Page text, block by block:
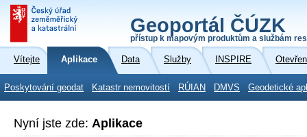
Geoportál ČÚZK
přístup k mapovým produktům a službám
Vítejte Aplikace Data Služby INSPIRE
Poskytování geodat Katastr nemovitostí RÚIAN DMVS Geodetické
Nyní jste zde: Aplikace